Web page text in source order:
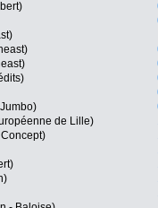
de Lille)